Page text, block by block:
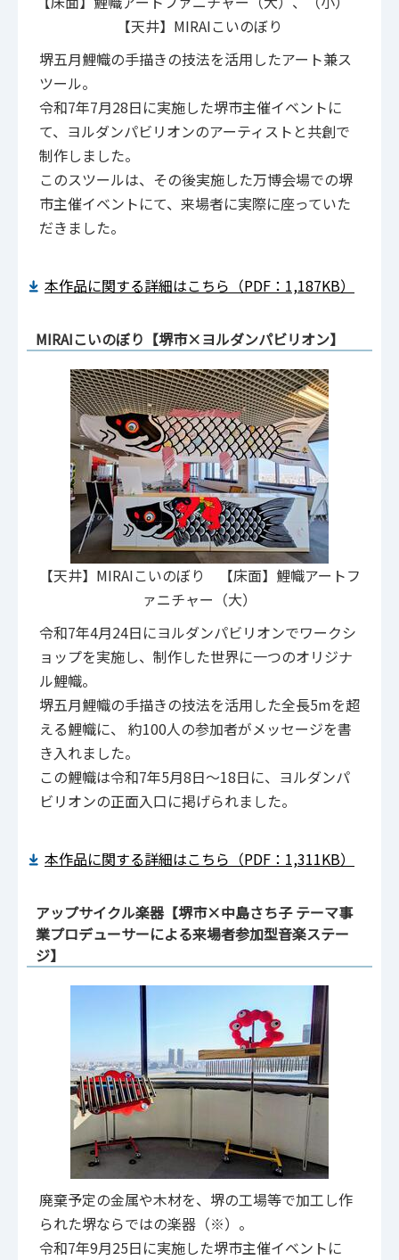
【天井】MIRAIこいのぼり
堺五月鯉幟の手描きの技法を活用したアート兼ス
ツール。
令和7年7月28日に実施した堺市主催イベントに
て、ヨルダンパビリオンのアーティストと共創で
制作しました。
このスツールは、その後実施した万博会場での堺
市主催イベントにて、来場者に実際に座っていた
だきました。
本作品に関する詳細はこちら（PDF：1,187KB）
MIRAIこいのぼり【堺市×ヨルダンパビリオン】
【天井】MIRAIこいのぼり 【床面】鯉幟アートフ
ァニチャー（大）
令和7年4月24日にヨルダンパビリオンでワークシ
ョップを実施し、制作した世界に一つのオリジナ
ル鯉幟。
堺五月鯉幟の手描きの技法を活用した全長5mを超
える鯉幟に、 約100人の参加者がメッセージを書
き入れました。
この鯉幟は令和7年5月8日～18日に、ヨルダンパ
ビリオンの正面入口に掲げられました。
本作品に関する詳細はこちら（PDF：1,311KB）
アップサイクル楽器【堺市×中島さち子 テーマ事
業プロデューサーによる来場者参加型音楽ステー
ジ】
廃棄予定の金属や木材を、堺の工場等で加工し作
られた堺ならではの楽器（※）。
令和7年9月25日に実施した堺市主催イベントに